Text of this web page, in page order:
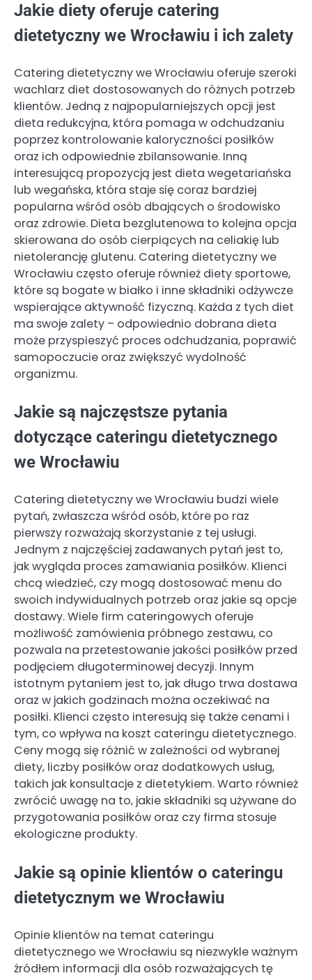
Jakie diety oferuje catering
dietetyczny we Wrocławiu i ich zalety
Catering dietetyczny we Wrocławiu oferuje szeroki
wachlarz diet dostosowanych do różnych potrzeb
klientów. Jedną z najpopularniejszych opcji jest
dieta redukcyjna, która pomaga w odchudzaniu
poprzez kontrolowanie kaloryczności posiłków
oraz ich odpowiednie zbilansowanie. Inną
interesującą propozycją jest dieta wegetariańska
lub wegańska, która staje się coraz bardziej
popularna wśród osób dbających o środowisko
oraz zdrowie. Dieta bezglutenowa to kolejna opcja
skierowana do osób cierpiących na celiakię lub
nietolerancję glutenu. Catering dietetyczny we
Wrocławiu często oferuje również diety sportowe,
które są bogate w białko i inne składniki odżywcze
wspierające aktywność fizyczną. Każda z tych diet
ma swoje zalety – odpowiednio dobrana dieta
może przyspieszyć proces odchudzania, poprawić
samopoczucie oraz zwiększyć wydolność
organizmu.
Jakie są najczęstsze pytania
dotyczące cateringu dietetycznego
we Wrocławiu
Catering dietetyczny we Wrocławiu budzi wiele
pytań, zwłaszcza wśród osób, które po raz
pierwszy rozważają skorzystanie z tej usługi.
Jednym z najczęściej zadawanych pytań jest to,
jak wygląda proces zamawiania posiłków. Klienci
chcą wiedzieć, czy mogą dostosować menu do
swoich indywidualnych potrzeb oraz jakie są opcje
dostawy. Wiele firm cateringowych oferuje
możliwość zamówienia próbnego zestawu, co
pozwala na przetestowanie jakości posiłków przed
podjęciem długoterminowej decyzji. Innym
istotnym pytaniem jest to, jak długo trwa dostawa
oraz w jakich godzinach można oczekiwać na
posiłki. Klienci często interesują się także cenami i
tym, co wpływa na koszt cateringu dietetycznego.
Ceny mogą się różnić w zależności od wybranej
diety, liczby posiłków oraz dodatkowych usług,
takich jak konsultacje z dietetykiem. Warto również
zwrócić uwagę na to, jakie składniki są używane do
przygotowania posiłków oraz czy firma stosuje
ekologiczne produkty.
Jakie są opinie klientów o cateringu
dietetycznym we Wrocławiu
Opinie klientów na temat cateringu
dietetycznego we Wrocławiu są niezwykle ważnym
źródłem informacji dla osób rozważających tę